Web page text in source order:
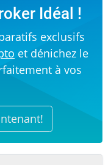
Idéal !
exclusifs
et dénichez le
à vos